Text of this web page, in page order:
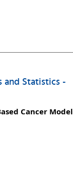
and Statistics -
Cancer Model